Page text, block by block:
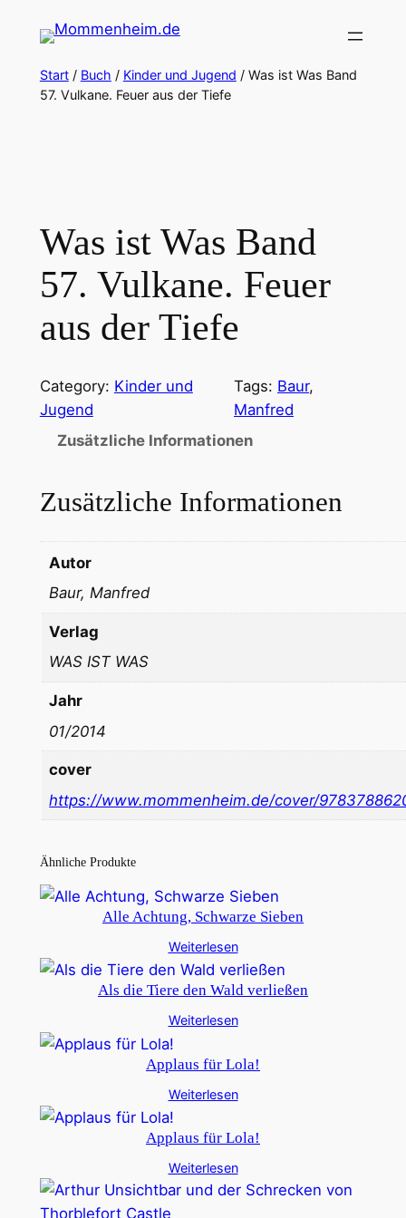
Inhalt
springen
Start/ Buch / Kinder und Jugend / Was ist Was Band
57. Vulkane. Feuer aus der Tiefe
Was ist Was Band
57. Vulkane. Feuer
aus der Tiefe
Category: Kinder und
Jugend
Tags: Baur
Manfred
Zusätzliche Informationen
Zusätzliche Informationen
Autor
Baur, Manfred
Verlag
WAS IST WAS
Jahr
01/2014
cover
https://www.mommenheim.de/cover/
Ähnliche Produkte
Alle Achtung, Schwarze Sieben
Weiterlesen
Als die Tiere den Wald verließen
Weiterlesen
Applaus für Lola!
Weiterlesen
Applaus für Lola!
Weiterlesen